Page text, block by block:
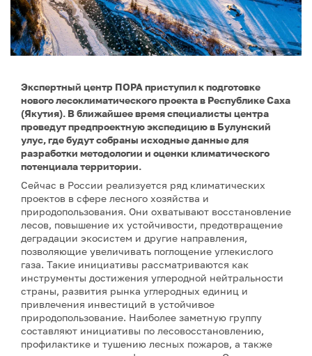
Экспертный центр ПОРА приступил к подготовке
нового лесоклиматического проекта в Республике Саха
(Якутия). В ближайшее время специалисты центра
проведут предпроектную экспедицию в Булунский
улус, где будут собраны исходные данные для
разработки методологии и оценки климатического
потенциала территории.
Сейчас в России реализуется ряд климатических
проектов в сфере лесного хозяйства и
природопользования. Они охватывают восстановление
лесов, повышение их устойчивости, предотвращение
деградации экосистем и другие направления,
позволяющие увеличивать поглощение углекислого
газа. Такие инициативы рассматриваются как
инструменты достижения углеродной нейтральности
страны, развития рынка углеродных единиц и
привлечения инвестиций в устойчивое
природопользование. Наиболее заметную группу
составляют инициативы по лесовосстановлению,
профилактике и тушению лесных пожаров, а также